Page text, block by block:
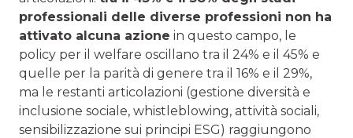
professionali delle diverse professioni non ha
attivato alcuna azione in questo campo, le
policy per il welfare oscillano tra il 24% e il 45% e
quelle per la parità di genere tra il 16% e il 29%,
ma le restanti articolazioni (gestione diversità e
inclusione sociale, whistleblowing, attività sociali,
sensibilizzazione sui principi ESG) raggiungono